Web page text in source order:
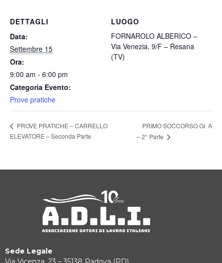
DETTAGLI
Data:
Settembre 15
Ora:
9:00 am - 6:00 pm
Categoria Evento:
Prove pratiche
LUOGO
FORNAROLO ALBERICO –
Via Venezia, 9/F – Resana
(TV)
PROVE PRATICHE – CARRELLO
ELEVATORE – Seconda Parte
PRIMO SOCCORSO Gr. A
– 2° Parte
Sede Legale